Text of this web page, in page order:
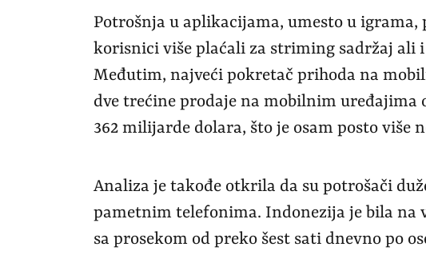
Potrošnja u aplikacijama, umesto u igrama,
korisnici više plaćali za striming sadržaj ali
Međutim, najveći pokretač prihoda na
dve trećine prodaje na mobilnim uređajima
362 milijarde dolara, što je osam posto više
Analiza je takođe otkrila da su potrošači
pametnim telefonima. Indonezija je bila na
sa prosekom od preko šest sati dnevno po